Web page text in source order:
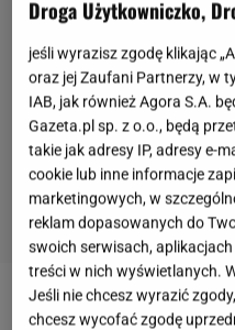
Droga Użytkowniczko,
jeśli wyrazisz zgodę klikając
oraz jej Zaufani Partnerzy, w
IAB, jak również Agora S.A.
Gazeta.pl sp. z o.o., będą
takie jak adresy IP, adresy e-
cookie lub inne informacje
marketingowych, w
reklam dopasowanych do
swoich serwisach,
treści w nich wyświetlanych.
Jeśli nie chcesz wyrazić
chcesz wycofać zgodę